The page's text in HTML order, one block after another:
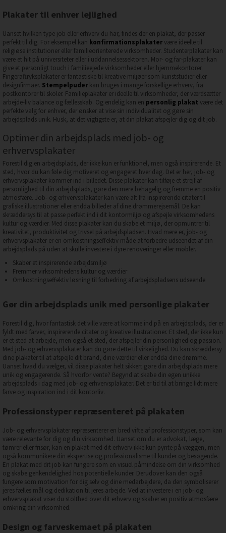
Plakater til enhver lejlighed
Uanset hvilken type job eller erhverv du har, findes der en plakat, der passer
perfekt til dig. For eksempel kan konfirmationsplakater være ideelle til
religiøse institutioner eller familieorienterede virksomheder. Studenterplakater kan
være et hit på universiteter eller i uddannelsessektoren. Mor- og far-plakater kan
give et personligt touch i familieejede virksomheder eller hjemmekontorer.
Fingeraftryksplakater er fantastiske til kreative miljøer som kunststudier eller
designfirmaer. Stempelpuder kan bruges i mange forskellige erhverv, fra
postkontorer til skoler. Familieplakater er ideelle til virksomheder, der værdsætter
arbejde-liv balance og fællesskab. Og endelig kan en personlig plakat være det
perfekte valg for enhver, der ønsker at vise sin individualitet og gøre sin
arbejdsplads unik. Husk, at det vigtigste er, at din plakat afspejler dig og dit job.
Optimer din arbejdsplads med job- og
erhvervsplakater
Forestil dig en arbejdsplads, der ikke kun er funktionel, men også inspirerende. Et
sted, hvor du kan føle dig motiveret og engageret hver dag. Det er her, job- og
erhvervsplakater kommer ind i billedet. Disse plakater kan tilføje et strejf af
personlighed til din arbejdsplads, gøre den mere behagelig og fremme en positiv
atmosfære. Job- og erhvervsplakater kan være alt fra inspirerende citater til
grafiske illustrationer eller endda billeder af dine drømmerejsemål. De kan
skræddersys til at passe perfekt ind i dit kontormiljø og afspejle virksomhedens
kultur og værdier. Med disse plakater kan du skabe et miljø, der opmuntrer til
kreativitet, produktivitet og trivsel på arbejdspladsen. Hvad mere er, job- og
erhvervsplakater er en omkostningseffektiv måde at forbedre udseendet af din
arbejdsplads på uden at skulle investere i dyre renoveringer eller møbler.
Skaber et inspirerende arbejdsmiljø
Fremmer virksomhedens kultur og værdier
Omkostningseffektiv løsning til forbedring af arbejdspladsens udseende
Gør din arbejdsplads unik med personlige plakater
Forestil dig, hvor fantastisk det ville være at komme ind på en arbejdsplads, der er
fyldt med farver, inspirerende citater og kreative illustrationer. Et sted, der ikke kun
er et sted at arbejde, men også et sted, der afspejler din personlighed og passion.
Med job- og erhvervsplakater kan du gøre dette til virkelighed. Du kan skræddersy
dine plakater til at afspejle dit brand, dine værdier eller endda dine drømme.
Uanset hvad du vælger, vil disse plakater helt sikkert gøre din arbejdsplads mere
unik og engagerende. Så hvorfor vente? Begynd at skabe din egen unikke
arbejdsplads i dag med job- og erhvervsplakater. Det er tid til at bringe lidt mere
farve og inspiration ind i dit kontorliv.
Professionstyper repræsenteret på plakaten
Job- og erhvervsplakater repræsenterer en bred vifte af professionstyper, som kan
være relevante for dig og din virksomhed. Uanset om du er advokat, læge,
tømrer eller frisør, kan en plakat med dit erhverv ikke kun pynte på væggen, men
også kommunikere din ekspertise og professionalisme til kunder og besøgende.
En plakat med dit job kan fungere som en visuel påmindelse om din virksomhed
og skabe genkendelighed hos potentielle kunder. Derudover kan den også
fungere som motivation for dig selv og dine medarbejdere, da den symboliserer
jeres fælles mål og dedikation til jeres arbejde. Ved at investere i en job- og
erhvervsplakat viser du stolthed over dit erhverv og skaber en positiv atmosfære
omkring din virksomhed.
Design og farveskemaet på plakaten